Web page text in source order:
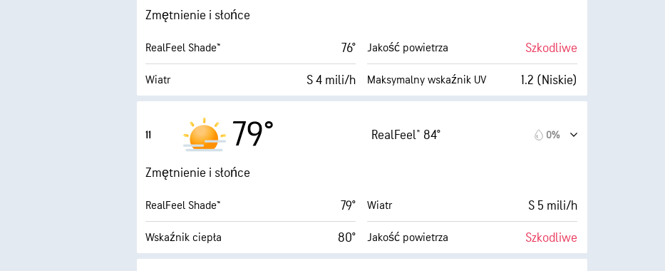
Punkt rosy
1 (Ciemne)
Zmętnienie i słońce
RealFeel Shade™ 76°
Wiatr S 4 mili/h
Jakość powietrza Szkodliwe
Maksymalny wskaźnik UV 1.2 (Niskie)
Wilgotność
Punkt rosy
AccuLumen Brightness Index™
1 (Ciemne)
Zachmurzenie 100%
11 79° RealFeel® 84° 0%
Zmętnienie i słońce
RealFeel Shade™ 79°
Wskaźnik ciepła 80°
Wiatr S 5 mili/h
Jakość powietrza Szkodliwe